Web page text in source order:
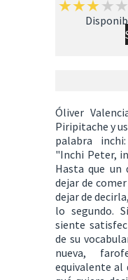
Óliver
Piripitache y
palabra
"Inchi Peter,
Hasta que un
dejar de
dejar de
lo segundo.
siente
de su
nueva,
equivalente al